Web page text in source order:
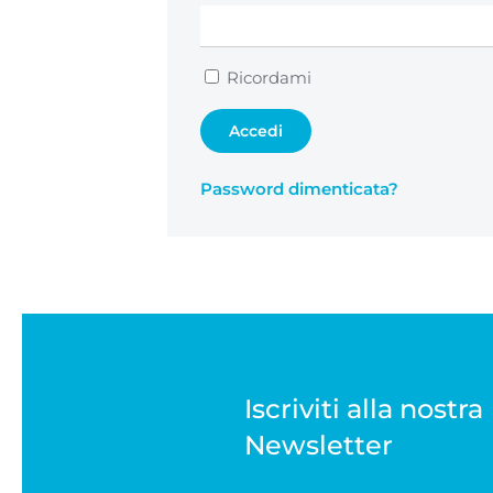
Ricordami
Accedi
Password dimenticata?
Iscriviti alla nostra
Newsletter